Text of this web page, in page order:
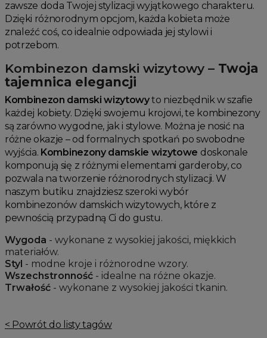
zawsze doda Twojej stylizacji wyjątkowego charakteru.
Dzięki różnorodnym opcjom, każda kobieta może
znaleźć coś, co idealnie odpowiada jej stylowi i
potrzebom.
Kombinezon damski wizytowy – Twoja
tajemnica elegancji
Kombinezon damski wizytowyto niezbędnik w szafie
każdej kobiety. Dzięki swojemu krojowi, te kombinezony
są zarówno wygodne, jak i stylowe. Można je nosić na
różne okazje – od formalnych spotkań po swobodne
wyjścia. Kombinezony damskie wizytowe doskonale
komponują się z różnymi elementami garderoby, co
pozwala na tworzenie różnorodnych stylizacji. W
naszym butiku znajdziesz szeroki wybór
kombinezonów damskich wizytowych, które z
pewnością przypadną Ci do gustu.
Wygoda - wykonane z wysokiej jakości, miękkich
materiałów.
Styl - modne kroje i różnorodne wzory.
Wszechstronność - idealne na różne okazje.
Trwałość - wykonane z wysokiej jakości tkanin.
< Powrót do listy tagów